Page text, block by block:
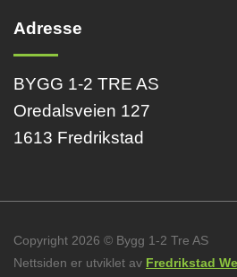
Adresse
BYGG 1-2 TRE AS
Oredalsveien 127
1613 Fredrikstad
Copyright 2026 © Bygg 1-2 Tre AS
Nettsiden er utviklet av Fredrikstad